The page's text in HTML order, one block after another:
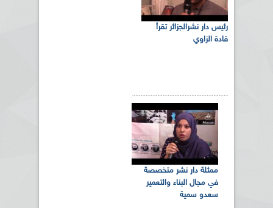
رئيس دار نشرالجزائر تقرأ
قادة الزاوي
ممثلة دار نشر متخصصة
في مجال البناء والتعمير
سعدو سمية